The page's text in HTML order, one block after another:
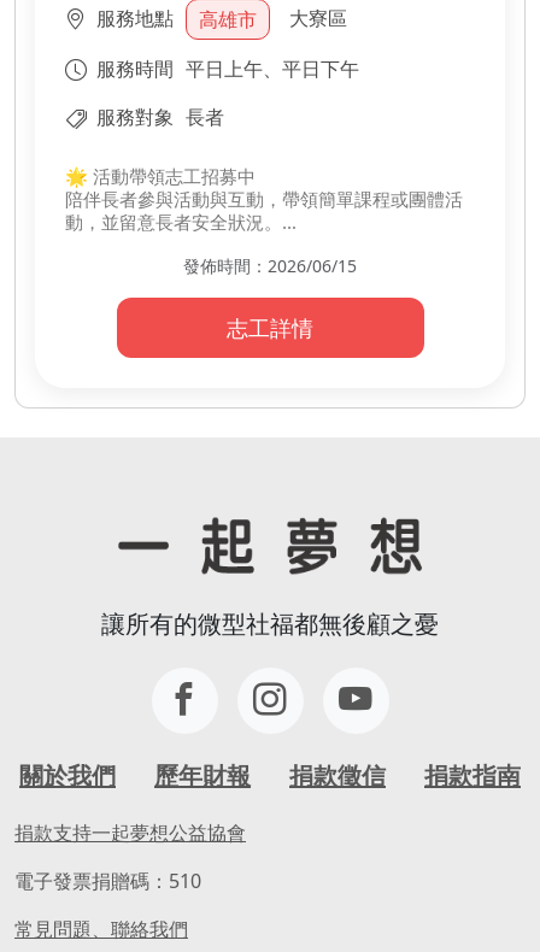
服務地點
高雄市
大寮區
服務時間 平日上午、平日下午
服務對象 長者
🌟 活動帶領志工招募中
陪伴長者參與活動與互動，帶領簡單課程或團體活
動，並留意長者安全狀況。
・帶領長者參與活動
・協助活動互動引導
・留意長者安全狀況
發佈時間：2026/06/15
志工詳情
讓所有的微型社福都無後顧之憂
關於我們 歷年財報 捐款徵信 捐款指南
捐款支持一起夢想公益協會
電子發票捐贈碼：510
常見問題、聯絡我們